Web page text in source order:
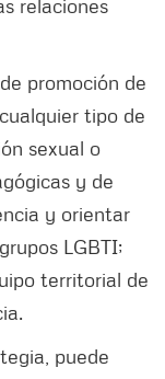
relaciones
promoción de
tipo de
sexual o
y de
y orientar
LGBTI;
territorial de
puede